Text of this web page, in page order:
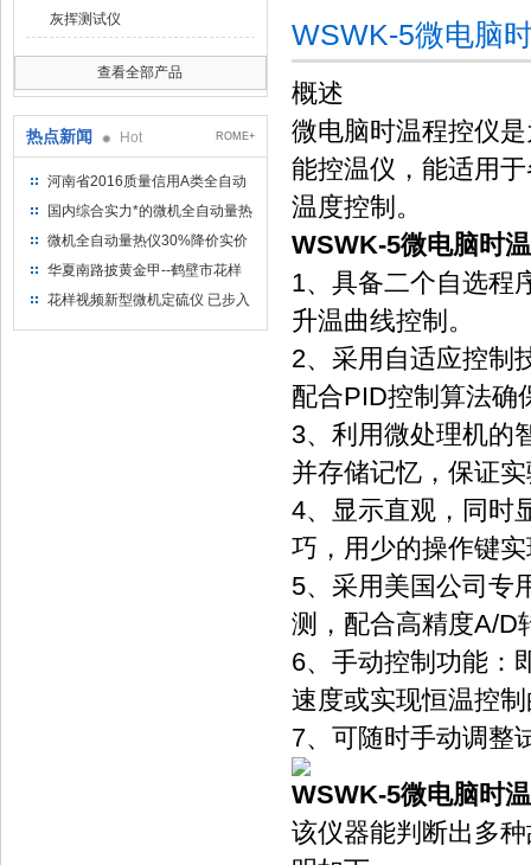
灰挥测试仪
查看全部产品
热点新闻 Hot ROME+
河南省2016质量信用A类全自动
量热仪
国内综合实力*的微机全自动量热
仪制造企业
微机全自动量热仪30%降价实价
出售
华夏南路披黄金甲--鹤壁市花样
视频仪器仪表有限公司
花样视频新型微机定硫仪 已步入
WSWK-5微电脑时
概述
微电脑时温程控仪
能控温仪，能适
温度控制。
WSWK-5微电脑时
1、具备二个自选程
升温曲线控制。
2、采用自适应控
配合PID控制算法确保
3、利用微处理机
并存储记忆，保证
4、显示直观，同
巧，用少的操作键实
5、采用美国公司
测，配合高精度A/D
6、手动控制功能
速度或实现恒温控制
7、可随时手动调整试
WSWK-5微电脑时
该仪器能判断出多种故